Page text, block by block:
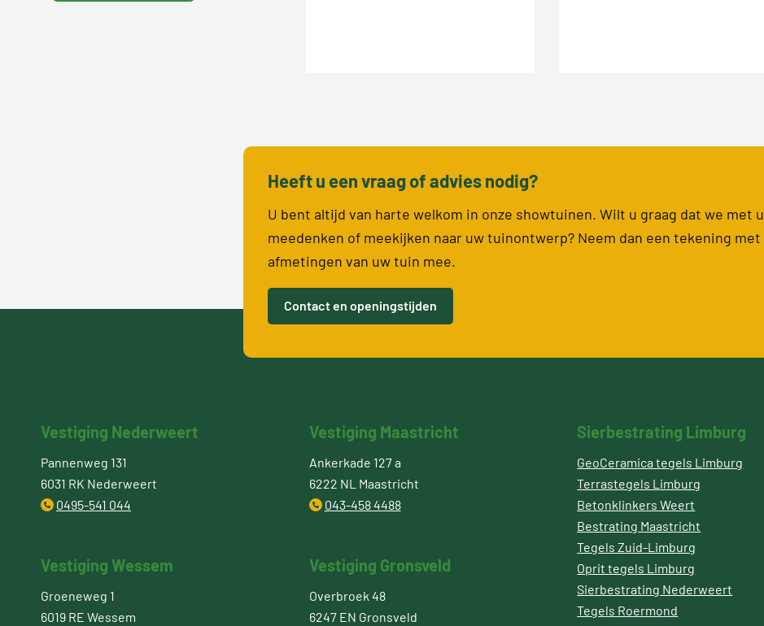
Heeft u een vraag of advies nodig?
U bent altijd van harte welkom in onze showtuinen. Wilt u graag dat we met u
meedenken of meekijken naar uw tuinontwerp? Neem dan een tekening met
afmetingen van uw tuin mee.
Contact en openingstijden
Vestiging Nederweert
Pannenweg 131
6031 RK Nederweert
0495-541 044
Vestiging Wessem
Groeneweg 1
6019 RE Wessem
Vestiging Maastricht
Ankerkade 127 a
6222 NL Maastricht
043-458 4488
Vestiging Gronsveld
Overbroek 48
6247 EN Gronsveld
Sierbestrating Limburg
GeoCeramica tegels Limburg
Terrastegels Limburg
Betonklinkers Weert
Bestrating Maastricht
Tegels Zuid-Limburg
Oprit tegels Limburg
Sierbestrating Nederweert
Tegels Roermond